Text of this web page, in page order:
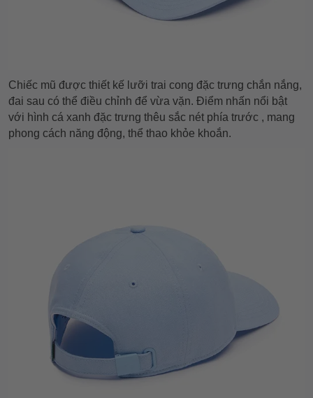
Chiếc mũ được thiết kế lưỡi trai cong đặc trưng chắn nắng,
đai sau có thể điều chỉnh để vừa vặn. Điểm nhấn nổi bật
với hình cá xanh đặc trưng thêu sắc nét phía trước , mang
phong cách năng động, thể thao khỏe khoắn.